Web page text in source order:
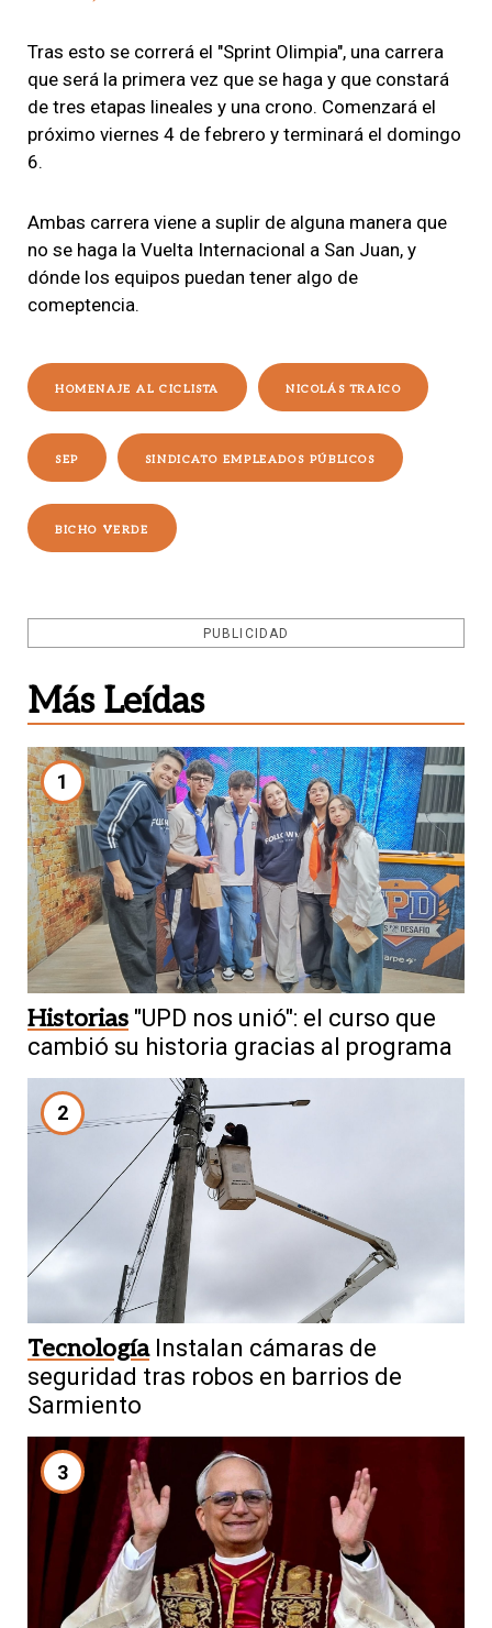
Tras esto se correrá el "Sprint Olimpia", una carrera
que será la primera vez que se haga y que constará
de tres etapas lineales y una crono. Comenzará el
próximo viernes 4 de febrero y terminará el domingo
6.
Ambas carrera viene a suplir de alguna manera que
no se haga la Vuelta Internacional a San Juan, y
dónde los equipos puedan tener algo de
comeptencia.
HOMENAJE AL CICLISTA NICOLÁS TRAICO
SEP SINDICATO EMPLEADOS PÚBLICOS
BICHO VERDE
PUBLICIDAD
Más Leídas
1
Historias "UPD nos unió": el curso que
cambió su historia gracias al programa
2
Tecnología Instalan cámaras de
seguridad tras robos en barrios de
Sarmiento
3